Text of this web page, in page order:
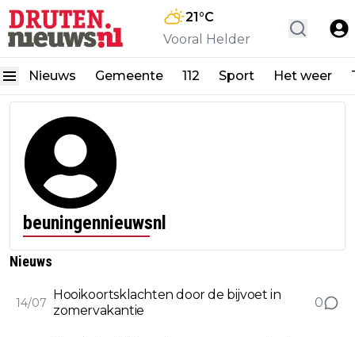
21°C
Vooral Helder
Nieuws Gemeente 112 Sport Het weer
beuningennieuwsnl
Nieuws
14/07
Hooikoortsklachten door de bijvoet in
zomervakantie
0